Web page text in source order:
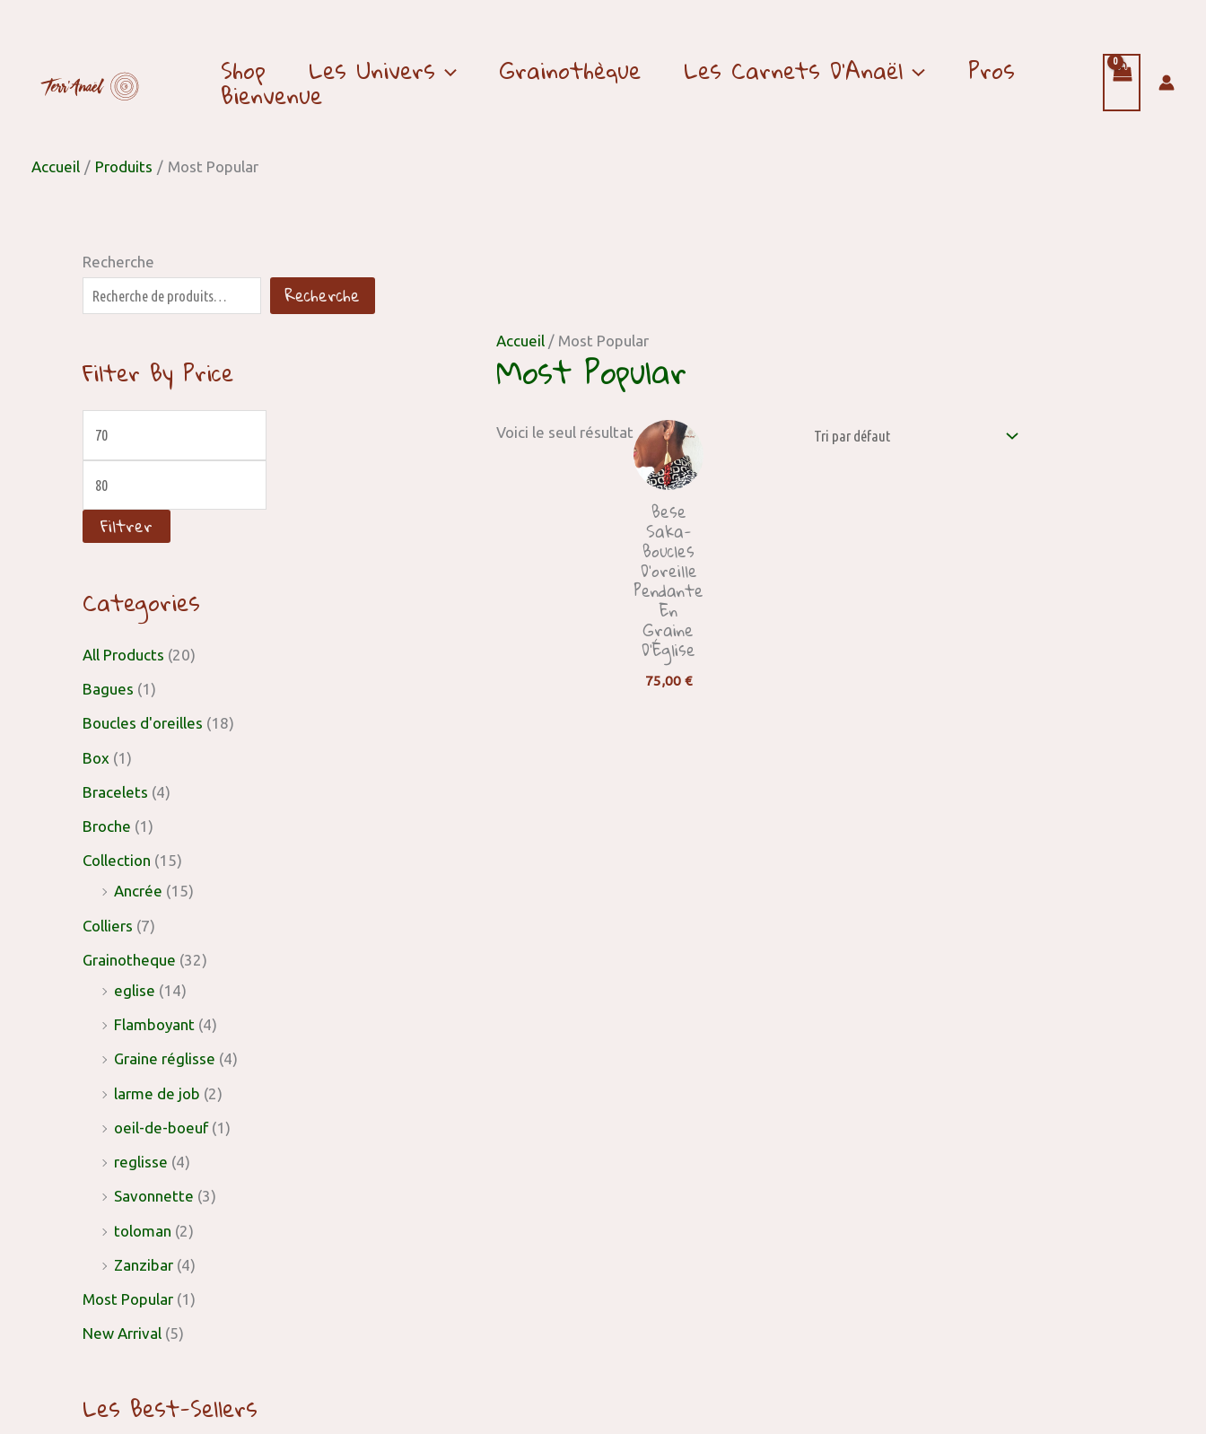
Shop Les Univers Grainothèque Les Carnets D’Anaël Pros
Bienvenue
Accueil Produits Most Popular
Recherche
Recherche
Filter By Price
x
Filtrer
Categories
All Products (20)
Bagues (1)
Boucles d'oreilles (18)
Box (1)
Bracelets (4)
Broche (1)
Collection (15)
Ancrée (15)
Colliers (7)
Grainotheque (32)
eglise (14)
Flamboyant (4)
Graine réglisse (4)
larme de job (2)
oeil-de-boeuf (1)
reglisse (4)
Savonnette (3)
toloman (2)
Zanzibar (4)
Most Popular (1)
New Arrival (5)
Les Best-Sellers
Accueil / Most Popular
Most Popular
Voici le seul résultat
Bese
Saka-
Boucles
D’oreille
Pendante
En
Graine
D’Église
75,00€